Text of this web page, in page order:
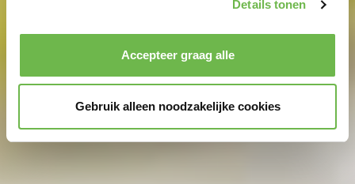
Details tonen
Accepteer graag alle
Gebruik alleen noodzakelijke cookies